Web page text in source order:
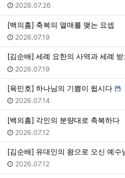
등록일
2026.07.26
[백의흠] 축복의 열매를 맺는 요셉
등록일
2026.07.19
[김순배] 세례 요한의 사역과 세례
등록일
2026.07.19
[육민호] 하나님의 기쁨이 됩시다
등록일
2026.07.14
[백의흠] 각인의 분량대로 축복하다
등록일
2026.07.12
[김순배] 유대인의 왕으로 오신 예수
등록일
2026.07.12